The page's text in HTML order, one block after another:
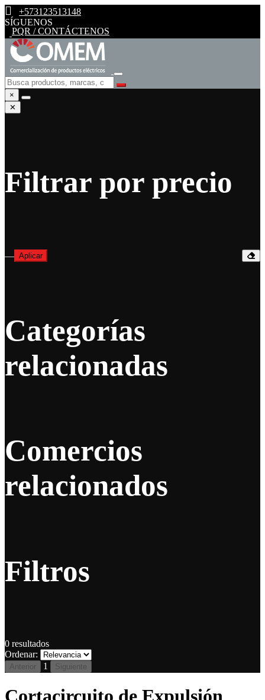
+573123513148
SÍGUENOS
PQR / CONTÁCTENOS
×
✕
Filtrar por precio
— Aplicar
Categorías
relacionadas
Comercios
relacionados
Filtros
0 resultados
Ordenar:
Anterior 1 Siguiente